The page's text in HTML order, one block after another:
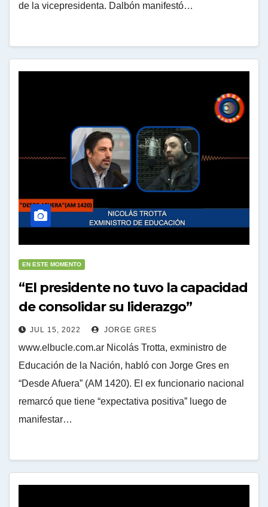
de la vicepresidenta. Dalbón manifestó…
EN ESTE MOMENTO
“El presidente no tuvo la capacidad
de consolidar su liderazgo”
JUL 15, 2022 JORGE GRES
www.elbucle.com.ar Nicolás Trotta, exministro de
Educación de la Nación, habló con Jorge Gres en
“Desde Afuera” (AM 1420). El ex funcionario nacional
remarcó que tiene “expectativa positiva” luego de
manifestar…